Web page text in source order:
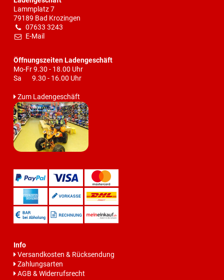
Lammplatz 7
79189 Bad Krozingen
07633 3243
E-Mail
Öffnungszeiten Ladengeschäft
Mo-Fr 9.30 - 18.00 Uhr
Sa 9.30 - 16.00 Uhr
Zum Ladengeschäft
Info
Versandkosten & Rücksendung
Zahlungsarten
AGB & Widerrufsrecht